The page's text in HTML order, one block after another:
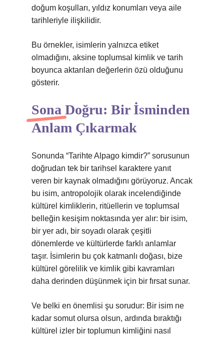
doğum koşulları, yıldız konumları veya aile
tarihleriyle ilişkilidir.
Bu örnekler, isimlerin yalnızca etiket
olmadığını, aksine toplumsal kimlik ve tarih
boyunca aktarılan değerlerin özü olduğunu
gösterir.
Sona Doğru: Bir İsminden
Anlam Çıkarmak
Sonunda “Tarihte Alpago kimdir?” sorusunun
doğrudan tek bir tarihsel karaktere yanıt
veren bir kaynak olmadığını görüyoruz. Ancak
bu isim, antropolojik olarak incelendiğinde
kültürel kimliklerin, ritüellerin ve toplumsal
belleğin kesişim noktasında yer alır: bir isim,
bir yer adı, bir soyadı olarak çeşitli
dönemlerde ve kültürlerde farklı anlamlar
taşır. İsimlerin bu çok katmanlı doğası, bize
kültürel görelilik ve kimlik gibi kavramları
daha derinden düşünmek için bir fırsat sunar.
Ve belki en önemlisi şu sorudur: Bir isim ne
kadar somut olursa olsun, ardında bıraktığı
kültürel izler bir toplumun kimliğini nasıl